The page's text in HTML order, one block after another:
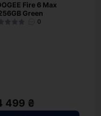
Fire 6 Max
Green
0
499 ₴